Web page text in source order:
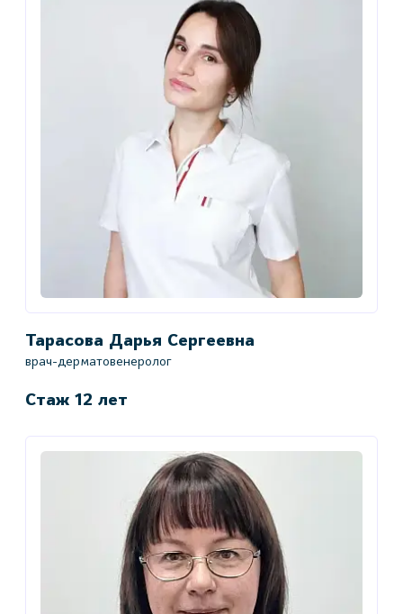
Тарасова Дарья Сергеевна
врач-дерматовенеролог
Стаж 12 лет